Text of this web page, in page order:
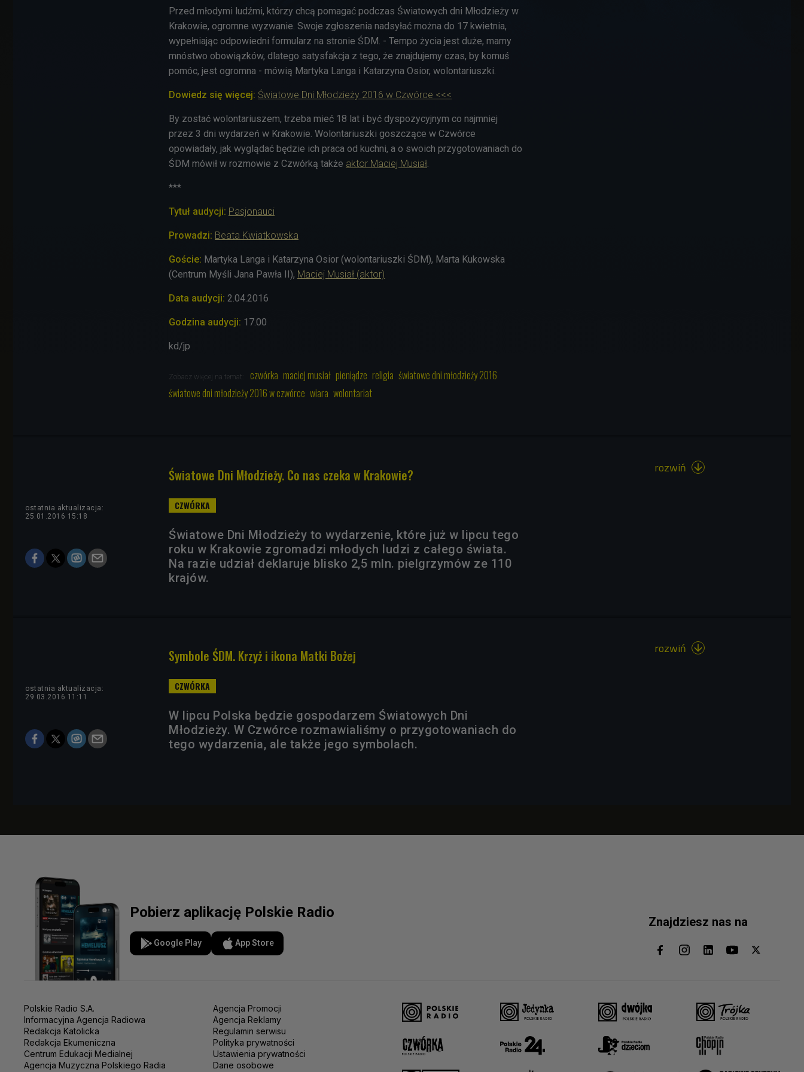
Przed młodymi ludźmi, którzy chcą pomagać podczas Światowych dni Młodzieży w
Krakowie, ogromne wyzwanie. Swoje zgłoszenia nadsyłać można do 17 kwietnia,
wypełniając odpowiedni formularz na stronie ŚDM. - Tempo życia jest duże, mamy
mnóstwo obowiązków, dlatego satysfakcja z tego, że znajdujemy czas, by komuś
pomóc, jest ogromna - mówią Martyka Langa i Katarzyna Osior, wolontariuszki.
Dowiedz się więcej: Światowe Dni Młodzieży 2016 w Czwórce <<<
By zostać wolontariuszem, trzeba mieć 18 lat i być dyspozycyjnym co najmniej
przez 3 dni wydarzeń w Krakowie. Wolontariuszki goszczące w Czwórce
opowiadały, jak wyglądać będzie ich praca od kuchni, a o swoich przygotowaniach do
ŚDM mówił w rozmowie z Czwórką także aktor Maciej Musiał.
***
Tytuł audycji: Pasjonauci
Prowadzi: Beata Kwiatkowska
Goście: Martyka Langa i Katarzyna Osior (wolontariuszki ŚDM), Marta Kukowska
(Centrum Myśli Jana Pawła II), Maciej Musiał (aktor)
Data audycji: 2.04.2016
Godzina audycji: 17.00
kd/jp
Zobacz więcej na temat: czwórka maciej musiał pieniądze religia światowe dni młodzieży 2016
światowe dni młodzieży 2016 w czwórce wiara wolontariat
Światowe Dni Młodzieży. Co nas czeka w Krakowie?
ostatnia aktualizacja:
25.01.2016 15:18
Światowe Dni Młodzieży to wydarzenie, które już w lipcu tego
roku w Krakowie zgromadzi młodych ludzi z całego świata.
Na razie udział deklaruje blisko 2,5 mln. pielgrzymów ze 110
krajów.
rozwiń 
Symbole ŚDM. Krzyż i ikona Matki Bożej
ostatnia aktualizacja:
29.03.2016 11:11
W lipcu Polska będzie gospodarzem Światowych Dni
Młodzieży. W Czwórce rozmawialiśmy o przygotowaniach do
tego wydarzenia, ale także jego symbolach.
rozwiń 
Pobierz aplikację Polskie Radio
Google Play App Store
Znajdziesz nas na
Polskie Radio S.A.
Informacyjna Agencja Radiowa
Redakcja Katolicka
Redakcja Ekumeniczna
Centrum Edukacji Medialnej
Agencja Muzyczna Polskiego Radia
Agencja Promocji
Agencja Reklamy
Regulamin serwisu
Polityka prywatności
Ustawienia prywatności
Dane osobowe